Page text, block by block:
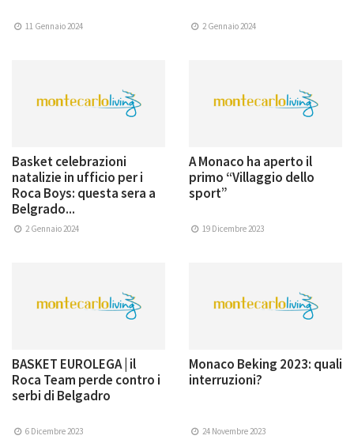
11 Gennaio 2024 2 Gennaio 2024
Basket celebrazioni
natalizie in ufficio per i
Roca Boys: questa sera a
Belgrado...
2 Gennaio 2024
A Monaco ha aperto il
primo “Villaggio dello
sport”
19 Dicembre 2023
BASKET EUROLEGA | il
Roca Team perde contro i
serbi di Belgadro
6 Dicembre 2023
Monaco Beking 2023: quali
interruzioni?
24 Novembre 2023